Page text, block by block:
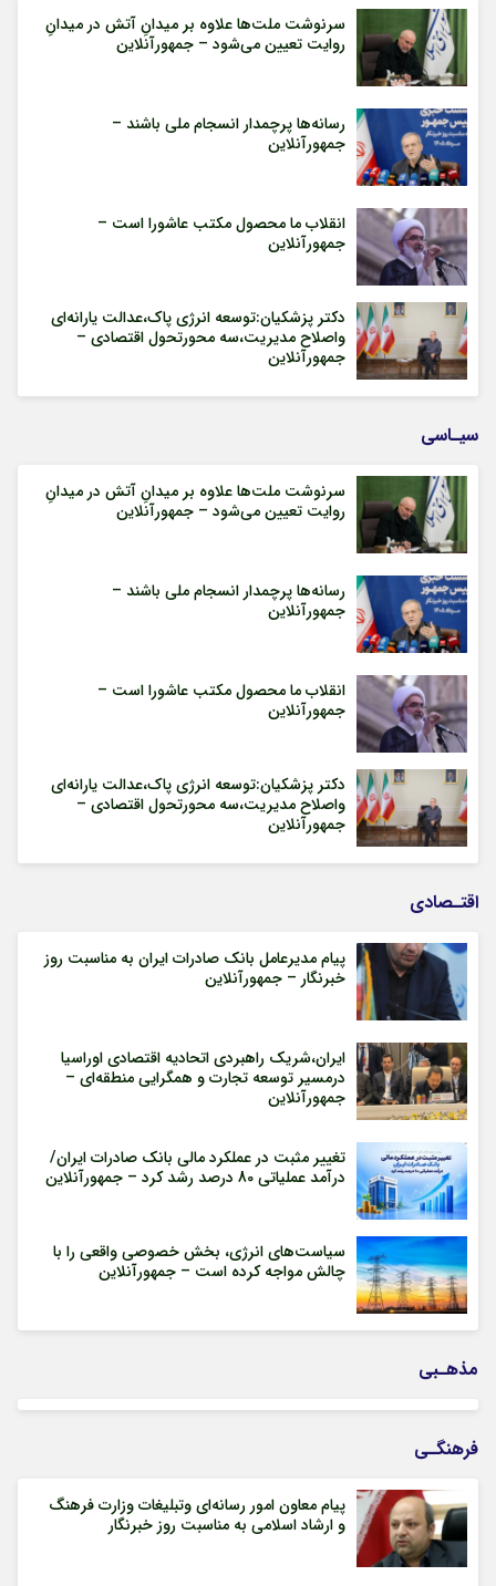
سرنوشت ملت‌ها علاوه بر میدانِ آتش در میدانِ
روایت تعیین می‌شود – جمهورآنلاین
رسانه‌ها پرچمدار انسجام ملی باشند –
جمهورآنلاین
انقلاب ما محصول مکتب عاشورا است –
جمهورآنلاین
دکتر پزشکیان:توسعه انرژی پاک،عدالت یارانه‌ای
واصلاح مدیریت،سه محورتحول اقتصادی –
جمهورآنلاین
سیـاسی
سرنوشت ملت‌ها علاوه بر میدانِ آتش در میدانِ
روایت تعیین می‌شود – جمهورآنلاین
رسانه‌ها پرچمدار انسجام ملی باشند –
جمهورآنلاین
انقلاب ما محصول مکتب عاشورا است –
جمهورآنلاین
دکتر پزشکیان:توسعه انرژی پاک،عدالت یارانه‌ای
واصلاح مدیریت،سه محورتحول اقتصادی –
جمهورآنلاین
اقتـصادی
پیام مدیرعامل بانک صادرات ایران به مناسبت روز
خبرنگار – جمهورآنلاین
ایران،شریک راهبردی اتحادیه اقتصادی اوراسیا
درمسیر توسعه تجارت و همگرایی منطقه‌ای –
جمهورآنلاین
تغییر مثبت در عملکرد مالی بانک صادرات ایران/
درآمد عملیاتی 80 درصد رشد کرد – جمهورآنلاین
سیاست‌های انرژی، بخش خصوصی واقعی را با
چالش مواجه کرده است – جمهورآنلاین
مذهـبی
فرهنگـی
پیام معاون امور رسانه‌ای وتبلیغات وزارت فرهنگ
و ارشاد اسلامی به مناسبت روز خبرنگار